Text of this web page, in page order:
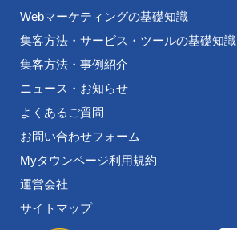
Webマーケティングの基礎知識
集客方法・サービス・ツールの基礎知識
集客方法・事例紹介
ニュース・お知らせ
よくあるご質問
お問い合わせフォーム
Myタウンページ利用規約
運営会社
サイトマップ